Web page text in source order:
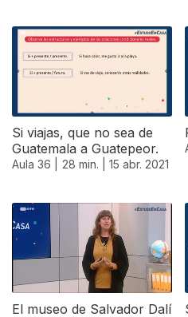
Si viajas, que no sea de
Guatemala a Guatepeor.
Aula 36 | 28 min. | 15 abr. 2021
El museo de Salvador Dalí